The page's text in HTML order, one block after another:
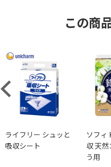
この商
Previous
ライフリー シュッと
吸収シート
ソフィ
収 天
う用